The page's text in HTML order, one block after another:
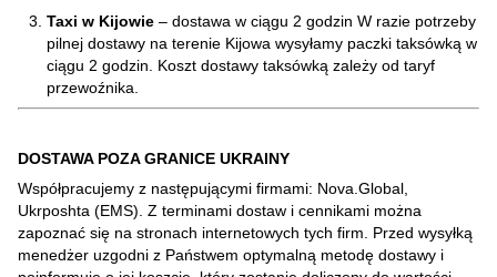
Taxi w Kijowie – dostawa w ciągu 2 godzin W razie potrzeby
pilnej dostawy na terenie Kijowa wysyłamy paczki taksówką w
ciągu 2 godzin. Koszt dostawy taksówką zależy od taryf
przewoźnika.
DOSTAWA POZA GRANICE UKRAINY
Współpracujemy z następującymi firmami: Nova.Global,
Ukrposhta (EMS). Z terminami dostaw i cennikami można
zapoznać się na stronach internetowych tych firm. Przed wysyłką
menedżer uzgodni z Państwem optymalną metodę dostawy i